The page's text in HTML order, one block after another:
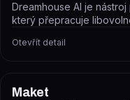
Dreamhouse AI je
který přepracuje
Otevřít detail
Maket